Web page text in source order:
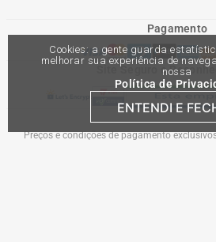
Cookies: a gente guarda
melhorar sua experiência de
nossa
Política de
ENTENDI E
Pagamento
Site Seguro e
Preços e condições de pagamento